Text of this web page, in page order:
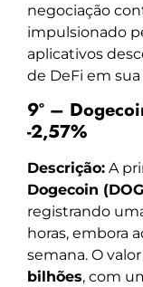
negociação
impulsionado
aplicativos
de DeFi em sua
9º –
-2,57%
Descrição: A
Dogecoin
registrando
horas, embora
semana. O
bilhões, com